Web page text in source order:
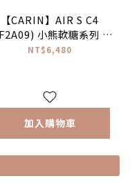
【CARIN】AIR S C4
小熊軟糖系列 橢
圓框光學眼鏡♥
NT$6,480
加入購物車